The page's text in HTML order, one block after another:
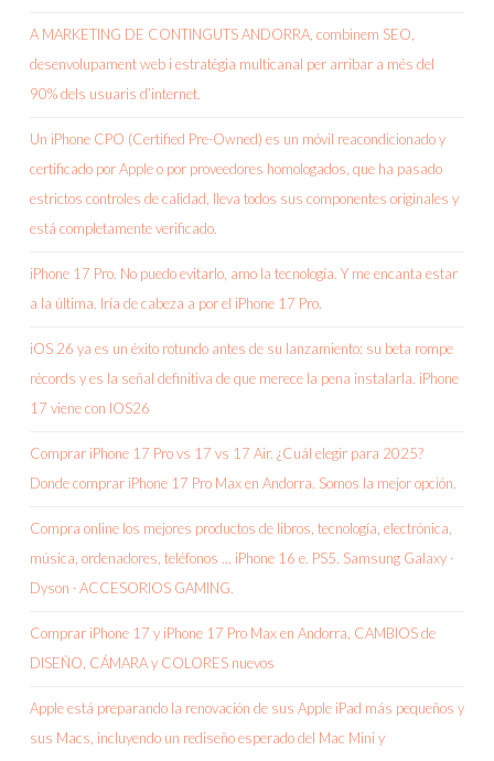
A MARKETING DE CONTINGUTS ANDORRA, combinem SEO,
desenvolupament web i estratègia multicanal per arribar a més del
90% dels usuaris d’internet.
Un iPhone CPO (Certified Pre-Owned) es un móvil reacondicionado y
certificado por Apple o por proveedores homologados, que ha pasado
estrictos controles de calidad, lleva todos sus componentes originales y
está completamente verificado.
iPhone 17 Pro. No puedo evitarlo, amo la tecnología. Y me encanta estar
a la última. Iría de cabeza a por el iPhone 17 Pro.
iOS 26 ya es un éxito rotundo antes de su lanzamiento: su beta rompe
récords y es la señal definitiva de que merece la pena instalarla. iPhone
17 viene con IOS26
Comprar iPhone 17 Pro vs 17 vs 17 Air. ¿Cuál elegir para 2025?
Donde comprar iPhone 17 Pro Max en Andorra. Somos la mejor opción.
Compra online los mejores productos de libros, tecnología, electrónica,
música, ordenadores, teléfonos … iPhone 16 e. PS5. Samsung Galaxy ·
Dyson · ACCESORIOS GAMING.
Comprar iPhone 17 y iPhone 17 Pro Max en Andorra, CAMBIOS de
DISEÑO, CÁMARA y COLORES nuevos
Apple está preparando la renovación de sus Apple iPad más pequeños y
sus Macs, incluyendo un rediseño esperado del Mac Mini y